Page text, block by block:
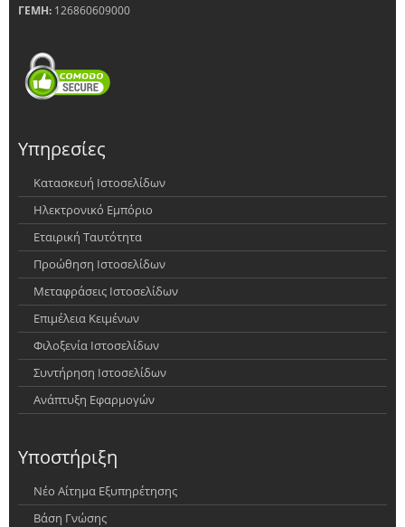
ΓΕΜΗ: 126860609000
Υπηρεσίες
Κατασκευή Ιστοσελίδων
Ηλεκτρονικό Εμπόριο
Εταιρική Ταυτότητα
Προώθηση Ιστοσελίδων
Μεταφράσεις Ιστοσελίδων
Επιμέλεια Κειμένων
Φιλοξενία Ιστοσελίδων
Συντήρηση Ιστοσελίδων
Ανάπτυξη Εφαρμογών
Υποστήριξη
Νέο Αίτημα Εξυπηρέτησης
Βάση Γνώσης